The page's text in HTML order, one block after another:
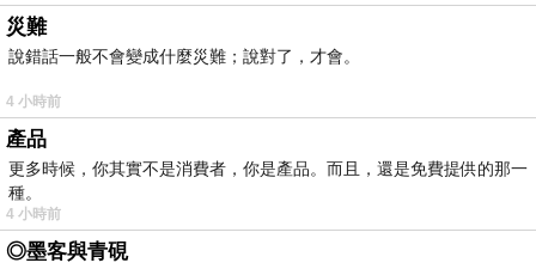
災難
說錯話一般不會變成什麼災難；說對了，才會。
4 小時前
產品
更多時候，你其實不是消費者，你是產品。而且，還是免費提供的那一
種。
4 小時前
◎墨客與青硯